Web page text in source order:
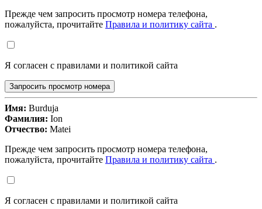
Прежде чем запросить просмотр номера телефона,
пожалуйста, прочитайте Правила и политику сайта .
Я согласен с правилами и политикой сайта
Запросить просмотр номера
Имя: Burduja
Фамилия: Ion
Отчество: Matei
Прежде чем запросить просмотр номера телефона,
пожалуйста, прочитайте Правила и политику сайта .
Я согласен с правилами и политикой сайта